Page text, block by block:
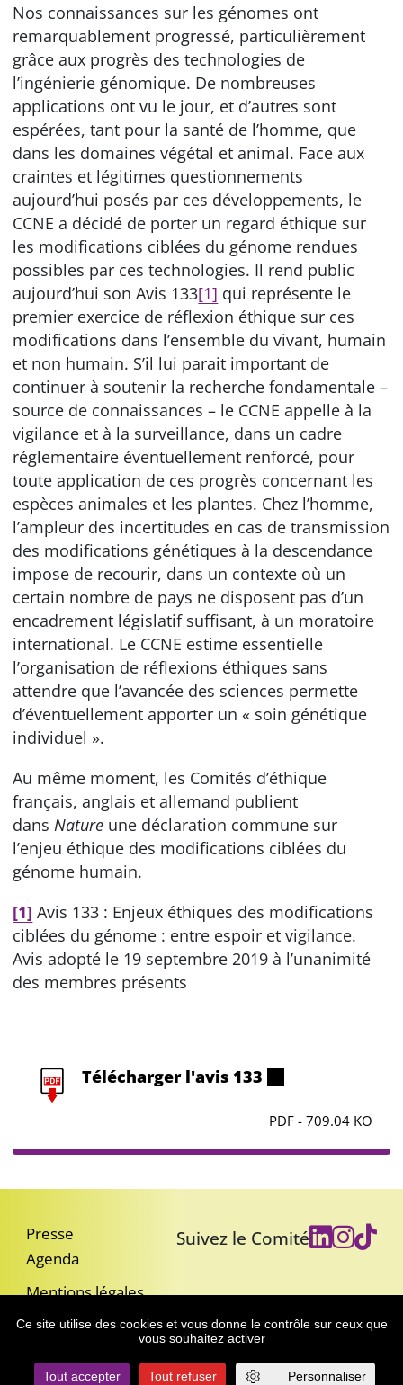
Ce site utilise des cookies et vous donne le contrôle sur ceux que
vous souhaitez activer
Tout accepter Tout refuser Personnaliser
Nos connaissances sur les génomes ont
remarquablement progressé, particulièrement
grâce aux progrès des technologies de
l’ingénierie génomique. De nombreuses
applications ont vu le jour, et d’autres sont
espérées, tant pour la santé de l’homme, que
dans les domaines végétal et animal. Face aux
craintes et légitimes questionnements
aujourd’hui posés par ces développements, le
CCNE a décidé de porter un regard éthique sur
les modifications ciblées du génome rendues
possibles par ces technologies. Il rend public
aujourd’hui son Avis 133[1] qui représente le
premier exercice de réflexion éthique sur ces
modifications dans l’ensemble du vivant, humain
et non humain. S’il lui parait important de
continuer à soutenir la recherche fondamentale –
source de connaissances – le CCNE appelle à la
vigilance et à la surveillance, dans un cadre
réglementaire éventuellement renforcé, pour
toute application de ces progrès concernant les
espèces animales et les plantes. Chez l’homme,
l’ampleur des incertitudes en cas de transmission
des modifications génétiques à la descendance
impose de recourir, dans un contexte où un
certain nombre de pays ne disposent pas d’un
encadrement législatif suffisant, à un moratoire
international. Le CCNE estime essentielle
l’organisation de réflexions éthiques sans
attendre que l’avancée des sciences permette
d’éventuellement apporter un « soin génétique
individuel ».
Au même moment, les Comités d’éthique
français, anglais et allemand publient
dansNature une déclaration commune sur
l’enjeu éthique des modifications ciblées du
génome humain.
[1] Avis 133 : Enjeux éthiques des modifications
ciblées du génome : entre espoir et vigilance.
Avis adopté le 19 septembre 2019 à l’unanimité
des membres présents
Télécharger l'avis 133
PDF - 709.04 KO
Presse
Agenda
Suivez le Comité
Mentions légales
Accessibilité : partiellement conforme
Gestion des cookies
Plan du site